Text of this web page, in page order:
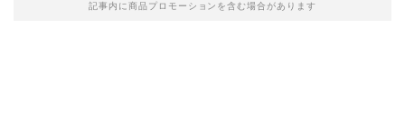
記事内に商品プロモーションを含む場合があります